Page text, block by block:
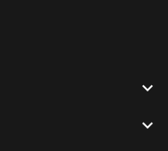

